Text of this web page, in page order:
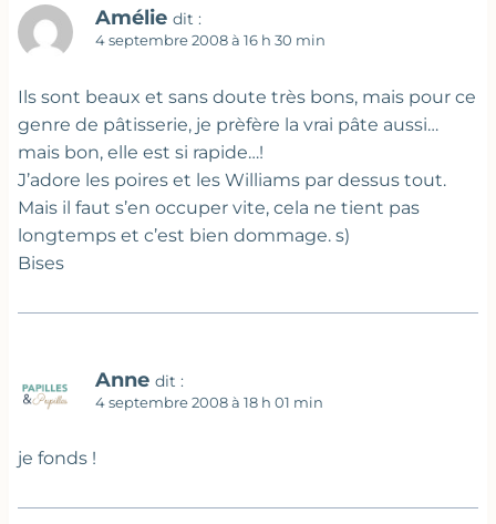
Amélie dit :
4 septembre 2008 à 16 h 30 min
Ils sont beaux et sans doute très bons, mais pour ce
genre de pâtisserie, je prèfère la vrai pâte aussi…
mais bon, elle est si rapide…!
J’adore les poires et les Williams par dessus tout.
Mais il faut s’en occuper vite, cela ne tient pas
longtemps et c’est bien dommage. s)
Bises
Anne dit :
4 septembre 2008 à 18 h 01 min
je fonds !